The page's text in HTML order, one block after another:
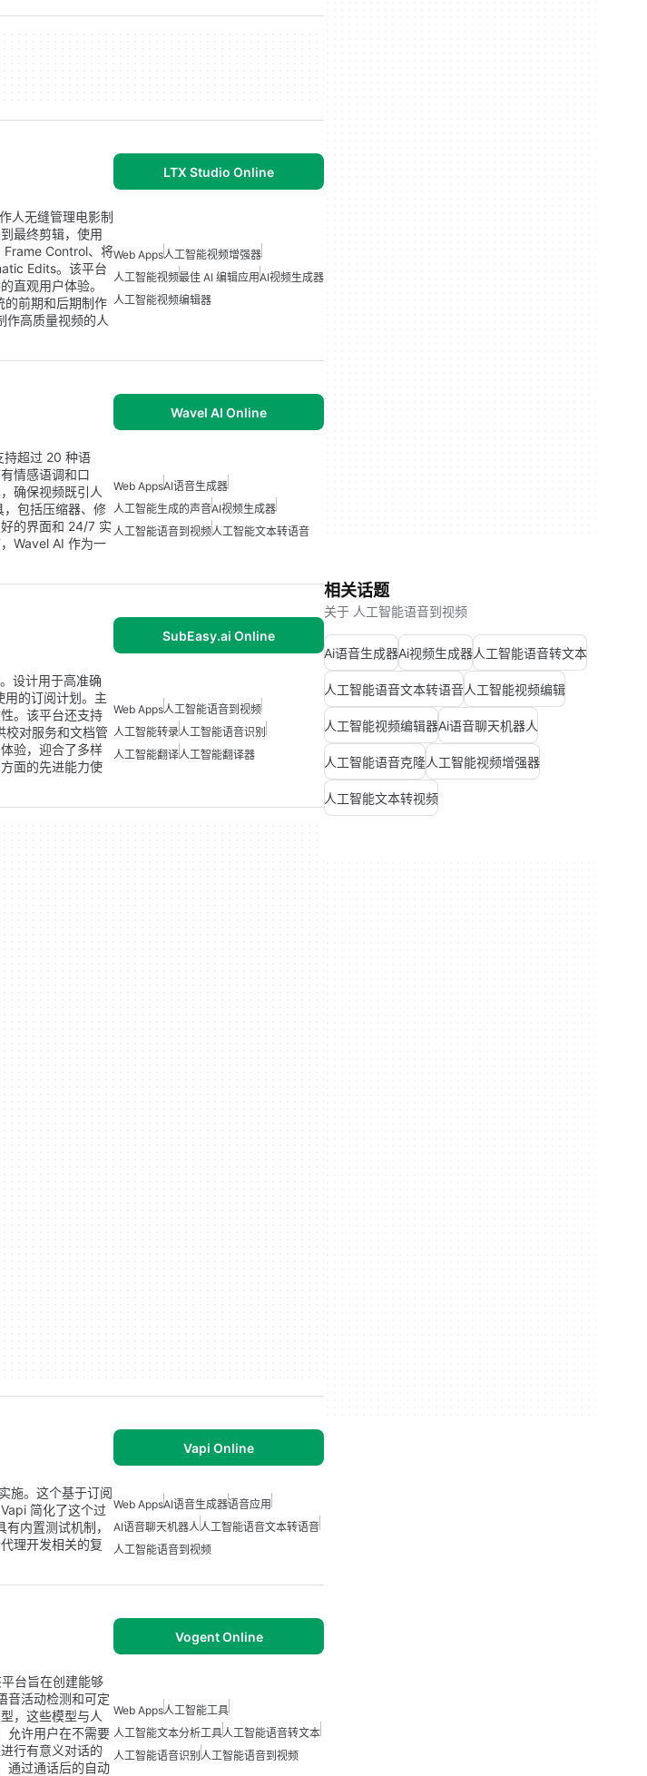
LTX Studio Online
人无缝管理电影制
最终剪辑，使用
Frame Control、将
Edits。该平台
直观用户体验。
的前期和后期制作
作高质量视频的人
Web Apps人工智能视频增强器
人工智能视频最佳 AI 编辑应用AI视频生成器
人工智能视频编辑器
Wavel AI Online
持超过 20 种语
情感语调和口
确保视频既引人
，包括压缩器、修
的界面和 24/7 实
Wavel AI 作为一
Web AppsAI语音生成器
人工智能生成的声音AI视频生成器
人工智能语音到视频人工智能文本转语音
SubEasy.ai Online
设计用于高准确
的订阅计划。主
。该平台还支持
校对服务和文档管
验，迎合了多样
面的先进能力使
Web Apps人工智能语音到视频
人工智能转录人工智能语音识别
人工智能翻译人工智能翻译器
Vapi Online
施。这个基于订阅
简化了这个过
内置测试机制，
理开发相关的复
Web AppsAI语音生成器语音应用
AI语音聊天机器人人工智能语音文本转语音
人工智能语音到视频
Vogent Online
台旨在创建能够
音活动检测和可定
，这些模型与人
允许用户在不需要
行有意义对话的
通过通话后的自动
Web Apps人工智能工具
人工智能文本分析工具人工智能语音转文本
人工智能语音识别 人工智能语音到视频
相关话题
关于 人工智能语音到视频
Ai语音生成器Ai视频生成器人工智能语音转文本
人工智能语音文本转语音人工智能视频编辑
人工智能视频编辑器Ai语音聊天机器人
人工智能语音克隆人工智能视频增强器
人工智能文本转视频